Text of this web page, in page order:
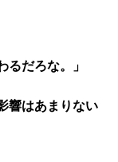
るだろな。」
響はあまりない